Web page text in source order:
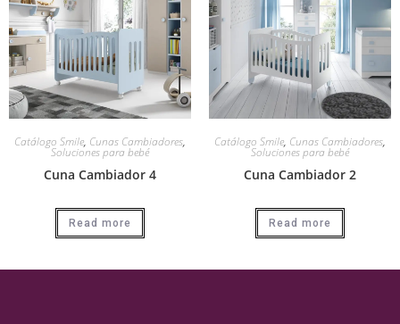
Catálogo Smile, Cunas Cambiadores,
Soluciones para bebé
Cuna Cambiador 4
Read more
Catálogo Smile, Cunas Cambiadores,
Soluciones para bebé
Cuna Cambiador 2
Read more